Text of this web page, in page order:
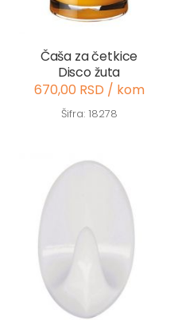
Čaša za četkice
Disco žuta
670,00 RSD / kom
Šifra: 18278